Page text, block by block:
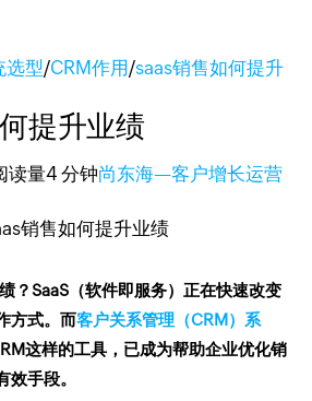
选型/CRM作用/saas销售如何提升
提升业绩
读量4 分钟尚东海—客户增长运营
？SaaS（软件即服务）正在快速改变
方式。而客户关系管理（CRM）系
这样的工具，已成为帮助企业优化销
效手段。